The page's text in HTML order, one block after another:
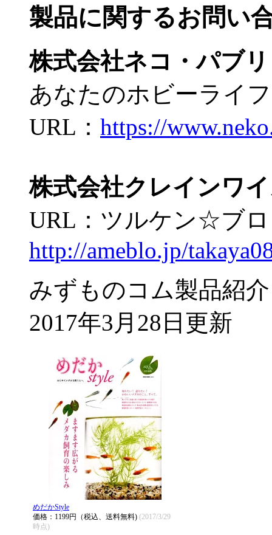
製品に関するお問い
株式会社ネコ・パブ
あなたのホビーライ
URL： https://
株式会社クレインワ
URL：ツルケン☆ブ
http://ameblo.jp/
みずものコム製品紹
2017年3月28日更新
めだかStyle
価格：1199円（税込、送料無料) (2017/3/29
時点)